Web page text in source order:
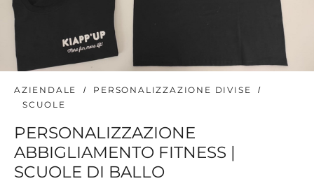
AZIENDALE
PERSONALIZZAZIONE DIVISE
SCUOLE
PERSONALIZZAZIONE
ABBIGLIAMENTO FITNESS |
SCUOLE DI BALLO